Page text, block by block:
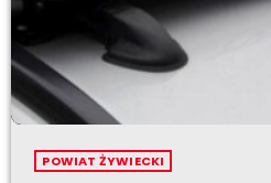
POWIAT ŻYWIECKI